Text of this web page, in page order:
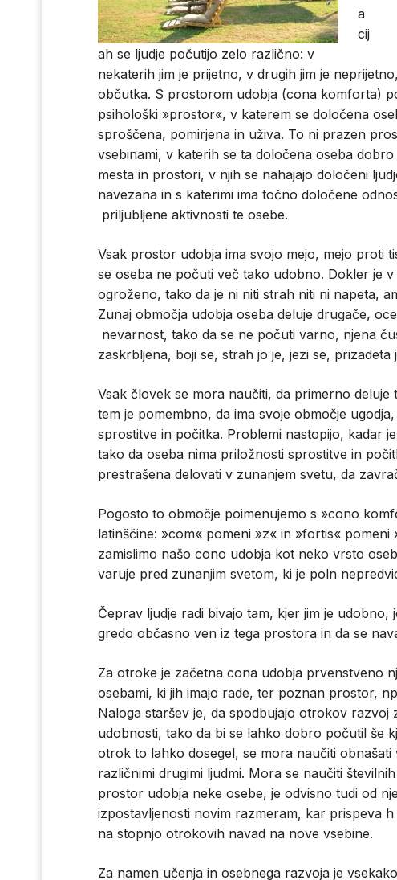
a
cij
ah se ljudje počutijo zelo različno: v
nekaterih jim je prijetno, v drugih jim je
občutka. S prostorom udobja (cona komforta)
psihološki »prostor«, v katerem se določena
sproščena, pomirjena in uživa. To ni prazen
vsebinami, v katerih se ta določena oseba
mesta in prostori, v njih se nahajajo določeni
navezana in s katerimi ima točno določene
priljubljene aktivnosti te osebe.
Vsak prostor udobja ima svojo mejo, mejo proti
se oseba ne počuti več tako udobno. Dokler je
ogroženo, tako da je ni niti strah niti ni napeta,
Zunaj območja udobja oseba deluje drugače,
nevarnost, tako da se ne počuti varno, njena
zaskrbljena, boji se, strah jo je, jezi se, prizadeta
Vsak človek se mora naučiti, da primerno
tem je pomembno, da ima svoje območje
sprostitve in počitka. Problemi nastopijo, kadar
tako da oseba nima priložnosti sprostitve in
prestrašena delovati v zunanjem svetu, da
Pogosto to območje poimenujemo s »cono
latinščine: »com« pomeni »z« in »fortis«
zamislimo našo cono udobja kot neko vrsto
varuje pred zunanjim svetom, ki je poln
Čeprav ljudje radi bivajo tam, kjer jim je udobno,
gredo občasno ven iz tega prostora in da se
Za otroke je začetna cona udobja prvenstveno
osebami, ki jih imajo rade, ter poznan prostor,
Naloga staršev je, da spodbujajo otrokov razvoj
udobnosti, tako da bi se lahko dobro počutil še
otrok to lahko dosegel, se mora naučiti
različnimi drugimi ljudmi. Mora se naučiti
prostor udobja neke osebe, je odvisno tudi od
izpostavljenosti novim razmeram, kar prispeva
na stopnjo otrokovih navad na nove vsebine.
Za namen učenja in osebnega razvoja je